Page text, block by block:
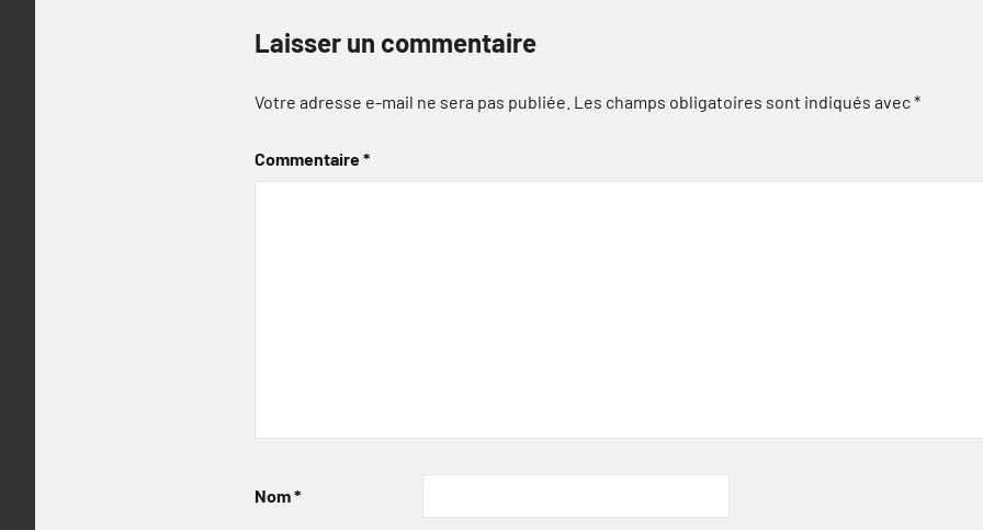
Laisser un commentaire
Votre adresse e-mail ne sera pas publiée. Les champs obligatoires sont indiqués avec*
Commentaire*
Nom*